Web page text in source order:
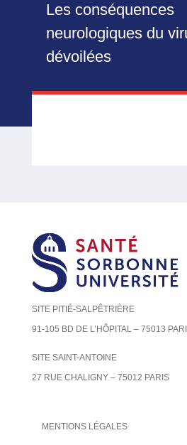
Les conséquences
neurologiques du
dévoilées
SITE PITIÉ-SALPÊTRIÈRE
91-105 BD DE L’HÔPITAL – 75013
SITE SAINT-ANTOINE
27 RUE CHALIGNY – 75012 PARIS
MENTIONS LÉGALES